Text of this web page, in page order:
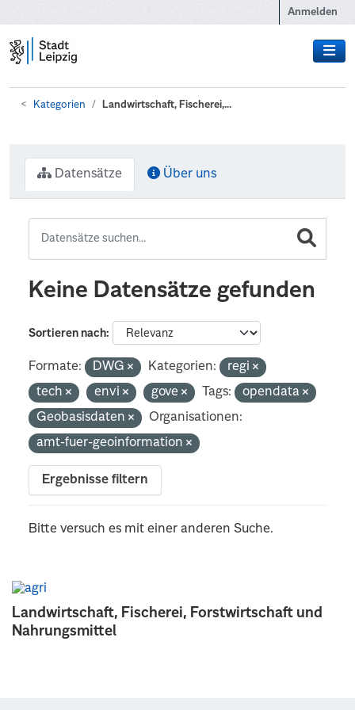
Anmelden
Kategorien Landwirtschaft, Fischerei,...
Landwirtschaft, Fischerei, Forstwirtschaft und
Nahrungsmittel
Datensätze Über uns
Keine Datensätze gefunden
Sortieren nach
Formate: DWG Kategorien:
regi
tech
envi gove Tags:
opendata
Geobasisdaten
Organisationen:
amt-fuer-geoinformation
Ergebnisse filtern
Bitte versuch es mit einer anderen Suche.